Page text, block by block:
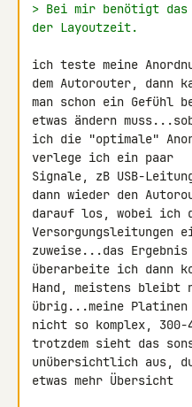
> Bei mir benötigt das
der Layoutzeit.
ich teste meine
dem Autorouter, dann
man schon ein Gefühl
etwas ändern
ich die "optimale"
verlege ich ein paar
Signale, zB USB-
dann wieder den
darauf los, wobei ich
Versorgungsleitungen
zuweise...das Ergebnis
überarbeite ich dann
Hand, meistens bleibt
übrig...meine
nicht so komplex,
trotzdem sieht das
unübersichtlich aus,
etwas mehr Übersicht